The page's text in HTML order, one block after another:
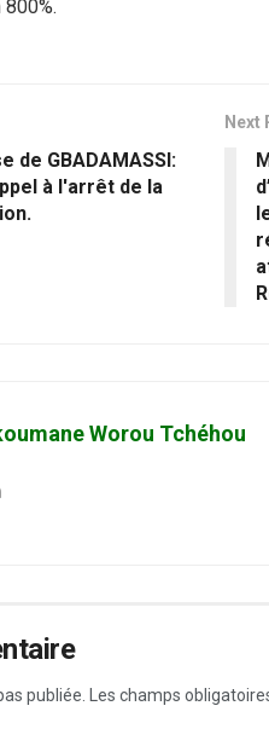
de GBADAMASSI:
à l'arrêt de la
Next
Worou Tchéhou
publiée. Les champs